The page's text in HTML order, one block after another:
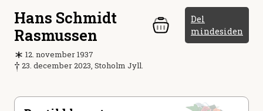
Hans Schmidt
Rasmussen
Del
mindesiden
12. november 1937
23. december 2023, Stoholm Jyll.